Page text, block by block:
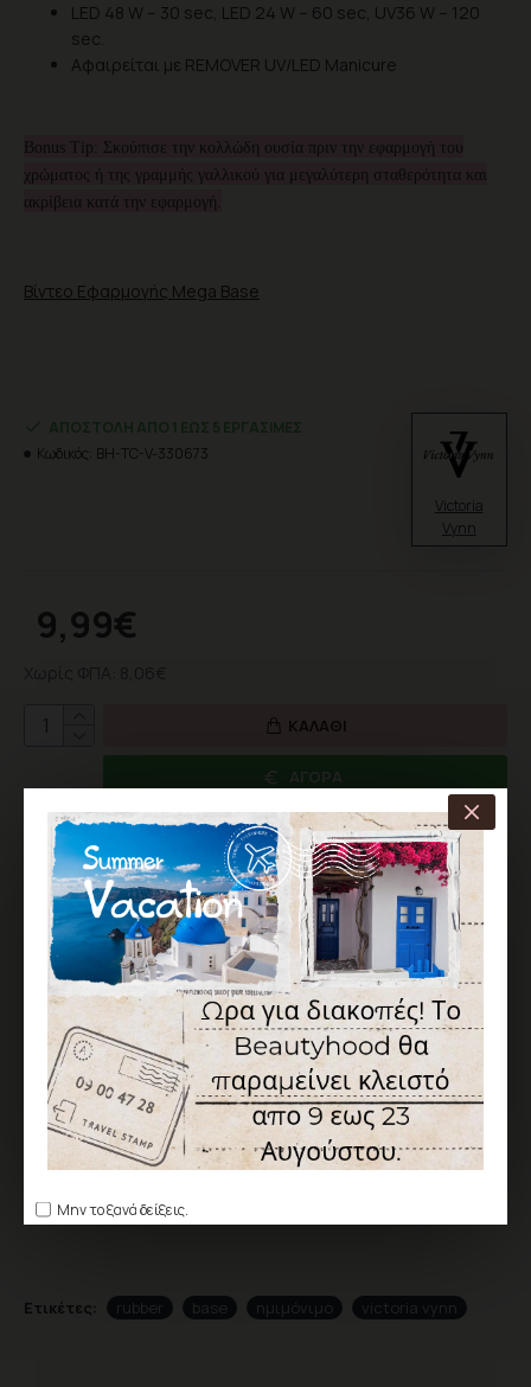
Μην το ξανά δείξεις.
LED 48 W – 30 sec, LED 24 W – 60 sec, UV36 W – 120
sec.
Αφαιρείται με REMOVER UV/LED Manicure
Bonus Tip: Σκούπισε την κολλώδη ουσία πριν την εφαρμογή του
χρώματος ή της γραμμής γαλλικού για μεγαλύτερη σταθερότητα και
ακρίβεια κατά την εφαρμογή.
Βίντεο Εφαρμογής Mega Base
Σύμφωνα με 0 αξιολογήσεις. - Γράψτε μια αξιολόγηση
9,99€
ΑΠΟΣΤΟΛΉ ΑΠΌ 1 ΈΩΣ 5 ΕΡΓΆΣΙΜΕΣ
Κωδικός: BH-TC-V-330673
Victoria
Vynn
ΚΑΛΆΘΙ
ΕΠΙΘΥΜΗΤΌ ΣΎΓΚΡΙΣΗ
ΑΞΙΟΛΌΓΗΣΗ
Δεν υπάρχουν αξιολογήσεις για το προϊόν.
ΓΡΆΨΤΕ ΜΙΑ ΑΞΙΟΛΌΓΗΣΗ
Παρακαλώ συνδεθείτε δημιουργήστε λογαριασμό
για να
αξιολογήσετε
Ετικέτες: rubber base ημιμόνιμο victoria vynn